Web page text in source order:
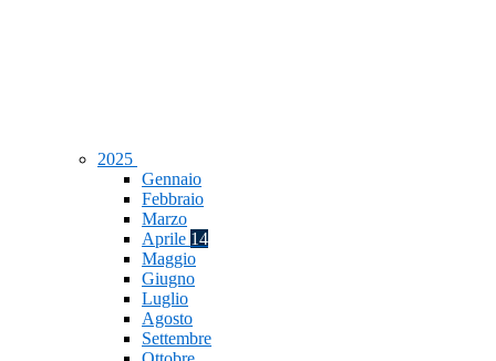
2025
Gennaio
Febbraio
Marzo
Aprile 14
Maggio
Giugno
Luglio
Agosto
Settembre